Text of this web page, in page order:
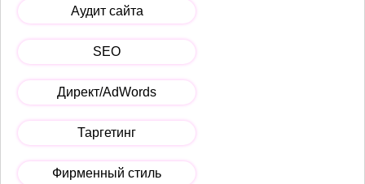
Аудит сайта
SEO
Директ/AdWords
Таргетинг
Фирменный стиль